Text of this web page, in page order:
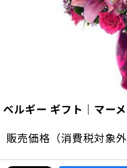
ベルギー ギフト｜マー
販売価格（消費税対象外